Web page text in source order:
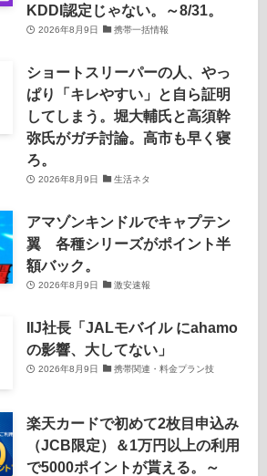
KDDI認定じゃない。～8/31。
2026年8月9日 携帯一括情報
ショートスリーパーの人、やっ
ぱり「キレやすい」と自ら証明
してしまう。堀大輔氏と高須幹
弥氏がガチ討論。高市も早く寝
ろ。
2026年8月9日 生活ネタ
アマゾンキンドルでキャプテン
翼 各種シリーズがポイント半
額バック。
2026年8月9日 激安速報
IIJ社長「JALモバイル にahamo
の影響、大してない」
2026年8月9日 携帯関連・料金プラン技
楽天カードで初めて2枚目申込み
（JCB限定）＆1万円以上の利用
で5000ポイントが貰える。～